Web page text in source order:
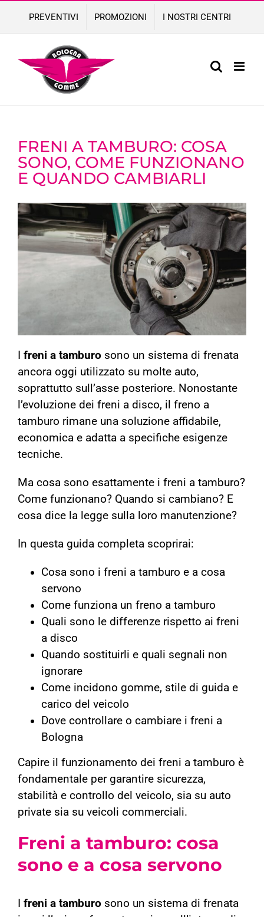
content
PREVENTIVI PROMOZIONI I NOSTRI CENTRI
FRENI A TAMBURO: COSA
SONO, COME FUNZIONANO
E QUANDO CAMBIARLI
freni a tamburo sono un sistema di frenata
ancora oggi utilizzato su molte auto,
soprattutto sull’asse posteriore. Nonostante
l’evoluzione dei freni a disco, il freno a
tamburo rimane una soluzione affidabile,
economica e adatta a specifiche esigenze
tecniche.
Ma cosa sono esattamente i freni a tamburo?
Come funzionano? Quando si cambiano? E
cosa dice la legge sulla loro manutenzione?
In questa guida completa scoprirai:
Cosa sono i freni a tamburo e a cosa
servono
Come funziona un freno a tamburo
Quali sono le differenze rispetto ai freni
a disco
Quando sostituirli e quali segnali non
ignorare
Come incidono gomme, stile di guida e
carico del veicolo
Dove controllare o cambiare i freni a
Bologna
Capire il funzionamento dei freni a tamburo è
fondamentale per garantire sicurezza,
stabilità e controllo del veicolo, sia su auto
private sia su veicoli commerciali.
Freni a tamburo: cosa
sono e a cosa servono
freni a tamburo sono un sistema di frenata